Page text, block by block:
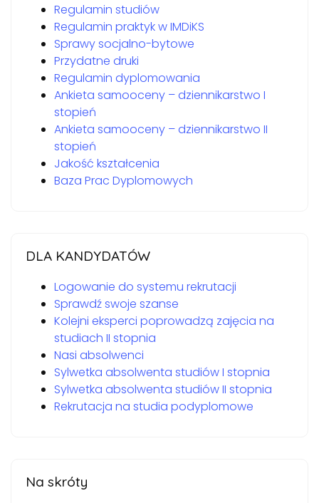
Regulamin studiów
Regulamin praktyk w IMDiKS
Sprawy socjalno-bytowe
Przydatne druki
Regulamin dyplomowania
Ankieta samooceny – dziennikarstwo I
stopień
Ankieta samooceny – dziennikarstwo II
stopień
Jakość kształcenia
Baza Prac Dyplomowych
DLA KANDYDATÓW
Logowanie do systemu rekrutacji
Sprawdź swoje szanse
Kolejni eksperci poprowadzą zajęcia na
studiach II stopnia
Nasi absolwenci
Sylwetka absolwenta studiów I stopnia
Sylwetka absolwenta studiów II stopnia
Rekrutacja na studia podyplomowe
Na skróty